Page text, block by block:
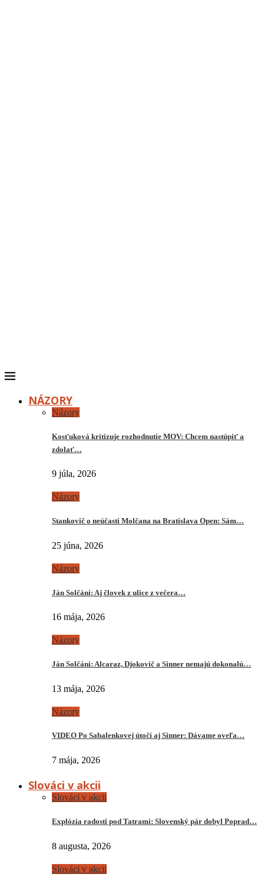
NÁZORY
Názory
Kosťuková kritizuje rozhodnutie MOV: Chcem nastúpiť a
zdolať…
9 júla, 2026
Názory
Stankovič o neúčasti Molčana na Bratislava Open: Sám…
25 júna, 2026
Názory
Ján Solčáni: Aj človek z ulice z večera…
16 mája, 2026
Názory
Ján Solčáni: Alcaraz, Djokovič a Sinner nemajú dokonalú…
13 mája, 2026
Názory
VIDEO Po Sabalenkovej útočí aj Sinner: Dávame oveľa…
7 mája, 2026
Slováci v akcii
Slováci v akcii
Explózia radosti pod Tatrami: Slovenský pár dobyl Poprad…
8 augusta, 2026
Slováci v akcii